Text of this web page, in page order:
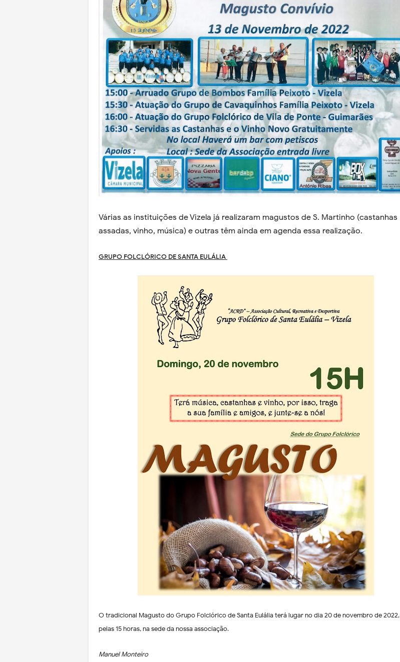
Várias as instituições de Vizela já realizaram magustos de S. Martinho (castanhas
assadas, vinho, música) e outras têm ainda em agenda essa realização.
GRUPO FOLCLÓRICO DE SANTA EULÁLIA
O tradicional Magustodo Grupo Folclórico de Santa Eulália terá lugar no dia 20 de novembro de 2022,
pelas 15 horas, na sede da nossa associação.
Manuel Monteiro